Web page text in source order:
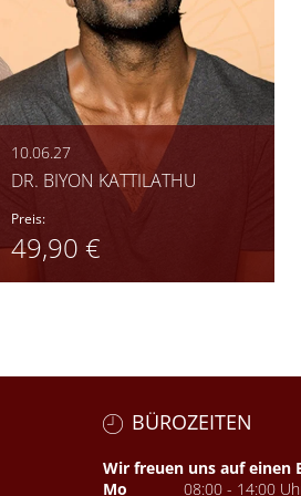
10.06.27
DR. BIYON KATTILATHU
Preis:
49,90 €
BÜROZEITEN
Wir freuen uns auf einen
Mo
08:00 - 14:00